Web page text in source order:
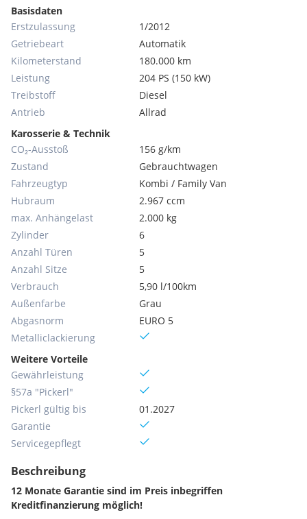
Basisdaten
Erstzulassung
1/2012
Getriebeart
Automatik
Kilometerstand
180.000 km
Leistung
204 PS (150 kW)
Treibstoff
Diesel
Antrieb
Allrad
Karosserie & Technik
CO₂-Ausstoß
156 g/km
Zustand
Gebrauchtwagen
Fahrzeugtyp
Kombi / Family Van
Hubraum
2.967 ccm
max. Anhängelast
2.000 kg
Zylinder
6
Anzahl Türen
5
Anzahl Sitze
5
Verbrauch
5,90 l/100km
Außenfarbe
Grau
Abgasnorm
EURO 5
Metallic­lackierung
Weitere Vorteile
Gewährleistung
§57a "Pickerl"
Pickerl gültig bis
01.2027
Garantie
Servicegepflegt
Beschreibung
12 Monate Garantie sind im Preis inbegriffen
Kreditfinanzierung möglich!